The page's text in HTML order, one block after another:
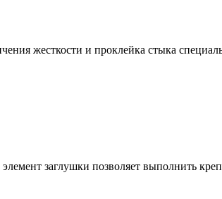
жесткости и проклейка стыка
заглушки позволяет выполнить